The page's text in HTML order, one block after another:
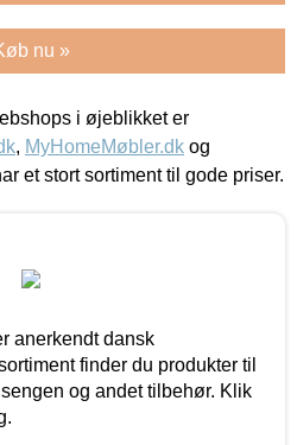
nu »
i øjeblikket er
, MyHomeMøbler.dk og
et stort sortiment til gode priser.
anerkendt dansk
finder du produkter til
og andet tilbehør. Klik